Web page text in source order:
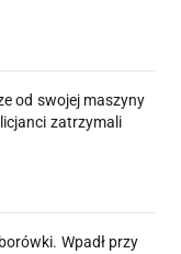
od swojej maszyny
zatrzymali
Wpadł przy